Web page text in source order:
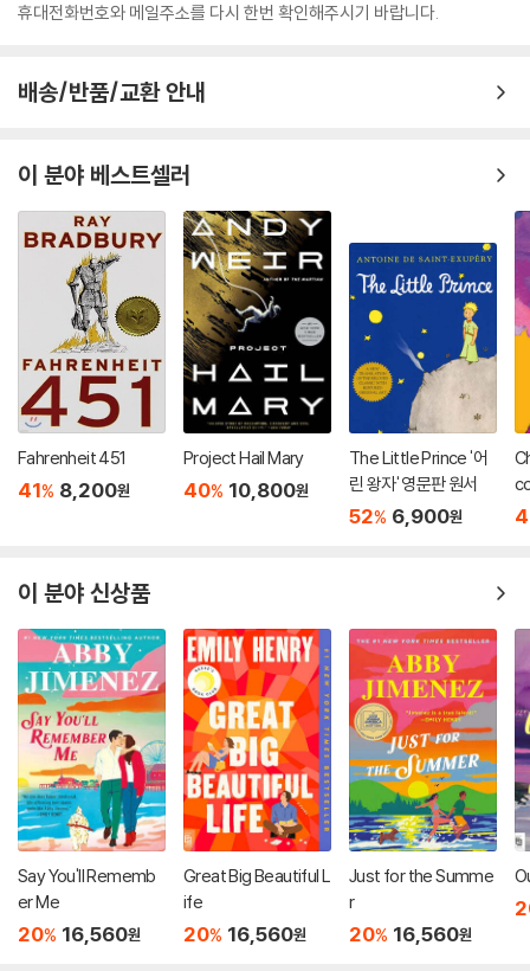
휴대전화번호와 메일주소를 다시 한번 확인해주시기 바랍니다.
배송/반품/교환 안내
이 분야 베스트셀러
Fahrenheit 451
41% 8,200원
Project Hail Mary
40% 10,800원
The Little Prince '어
린 왕자' 영문판 원서
52% 6,900원
이 분야 신상품
Say You'll Rememb
er Me
20% 16,560원
Great Big Beautiful L
ife
20% 16,560원
Just for the Summe
r
20% 16,560원